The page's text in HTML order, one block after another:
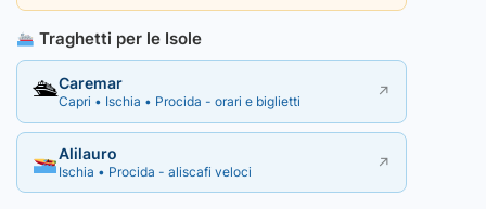
Traghetti per le Isole
🛳Caremar
Capri • Ischia • Procida - orari e biglietti ↗
Alilauro
Ischia • Procida - aliscafi veloci ↗